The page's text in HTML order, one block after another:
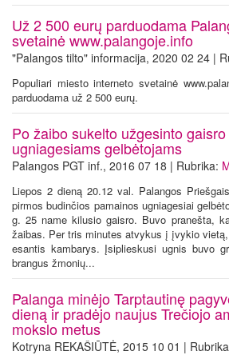
Už 2 500 eurų parduodama
svetainė www.palangoje.info
"Palangos tilto" informacija, 2020 02 24 |
Populiari miesto interneto svetainė
parduodama už 2 500 eurų.
Po žaibo sukelto užgesinto
ugniagesiams gelbėtojams
Palangos PGT inf., 2016 07 18 | Rubrika:
Liepos 2 dieną 20.12 val. Palangos
pirmos budinčios pamainos ugniagesiai
g. 25 name kilusio gaisro. Buvo pranešta,
žaibas. Per tris minutes atvykus į įvykio
esantis kambarys. Įsiplieskusi ugnis buvo
brangus žmonių...
Palanga minėjo Tarptautinę
dieną ir pradėjo naujus Trečiojo
mokslo metus
Kotryna REKAŠIŪTĖ, 2015 10 01 |